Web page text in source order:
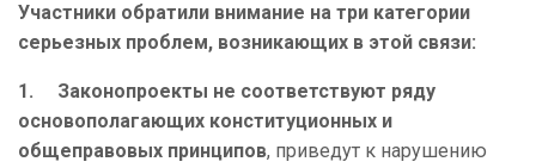
Участники обратили внимание на три категории
серьезных проблем, возникающих в этой связи:
1. Законопроекты не соответствуют ряду
основополагающих конституционных и
общеправовых принципов, приведут к нарушению